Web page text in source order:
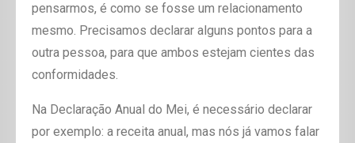
pensarmos, é como se fosse um relacionamento
mesmo. Precisamos declarar alguns pontos para a
outra pessoa, para que ambos estejam cientes das
conformidades.
Na Declaração Anual do Mei, é necessário declarar
por exemplo: a receita anual, mas nós já vamos falar